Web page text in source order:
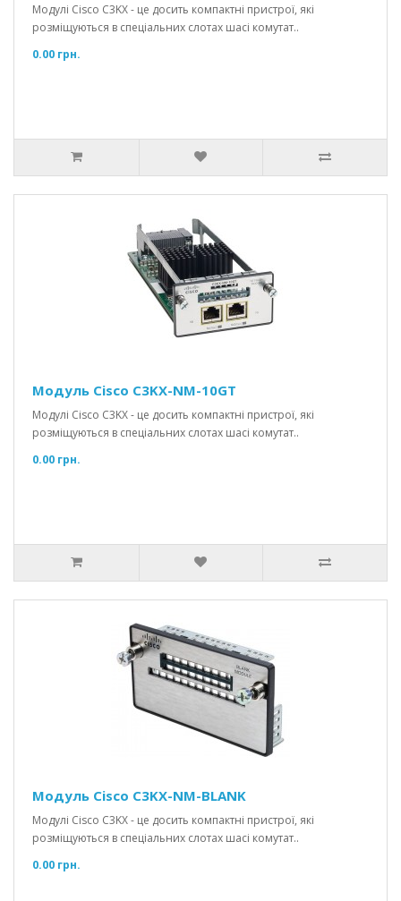
Модулі Cisco C3KX - це досить компактні пристрої, які
розміщуються в спеціальних слотах шасі комутат..
0.00 грн.
Модуль Cisco C3KX-NM-10GT
Модулі Cisco C3KX - це досить компактні пристрої, які
розміщуються в спеціальних слотах шасі комутат..
0.00 грн.
Модуль Cisco C3KX-NM-BLANK
Модулі Cisco C3KX - це досить компактні пристрої, які
розміщуються в спеціальних слотах шасі комутат..
0.00 грн.